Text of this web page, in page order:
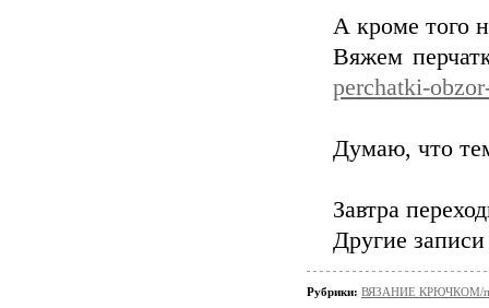
А кроме
Вяжем
perchatki-
Думаю, что
Завтра
Другие
Рубрики: ВЯЗАНИЕ КРЮЧКОМ/